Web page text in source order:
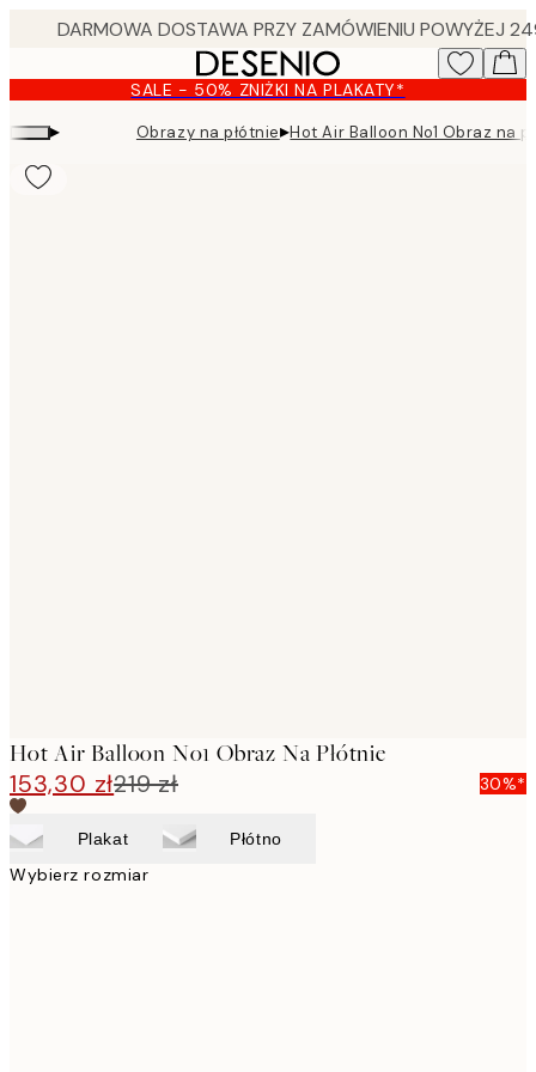
content.
SALE - 50% ZNIŻKI NA PLAKATY*
▸ Obrazy na płótnie▸Hot Air Balloon No1 Obraz na
Hot Air Balloon No1 Obraz Na Płótnie
153,30 zł219 zł 30%*
Plakat Płótno
Wybierz rozmiar